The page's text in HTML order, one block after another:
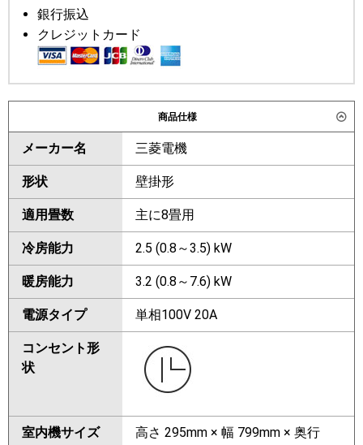
銀行振込
クレジットカード
商品仕様
メーカー名 三菱電機
形状 壁掛形
適用畳数 主に8畳用
冷房能力 2.5 (0.8～3.5) kW
暖房能力 3.2 (0.8～7.6) kW
電源タイプ 単相100V 20A
コンセント形
状
室内機サイズ
高さ 295mm × 幅 799mm × 奥行